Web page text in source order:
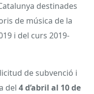
destinades
de música de la
i del curs 2019-
de subvenció i
del 4 d’abril al 10 de